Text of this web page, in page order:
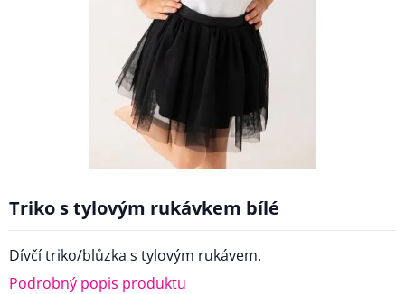
Triko s tylovým rukávkem bílé
Dívčí triko/blůzka s tylovým rukávem.
Podrobný popis produktu